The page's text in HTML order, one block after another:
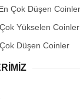
Çok Düşen Coinler
Yükselen Coinler
Düşen Coinler